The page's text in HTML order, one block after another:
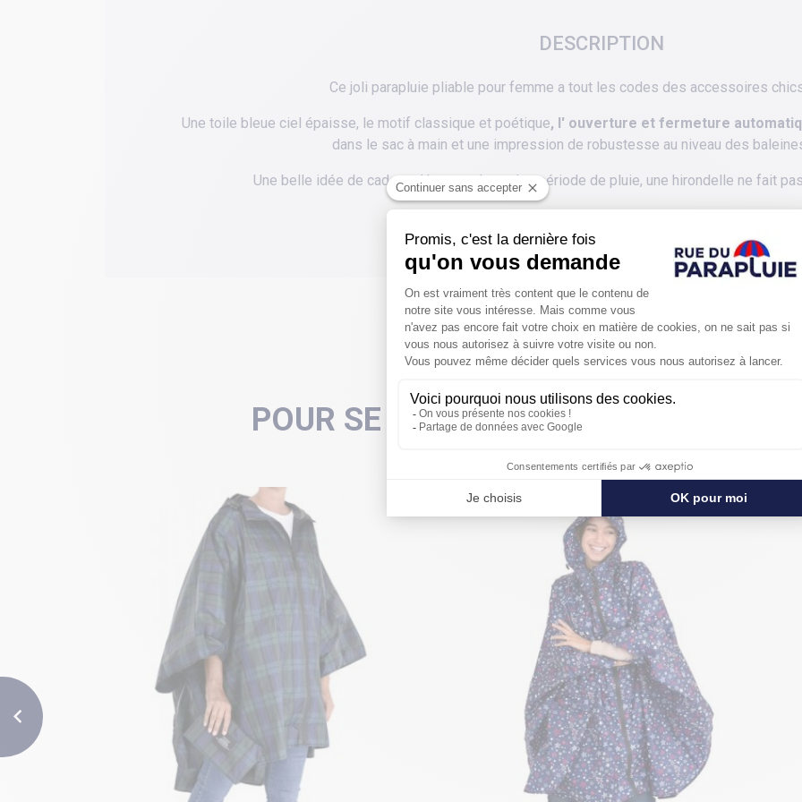
DESCRIPTION
Ce joli parapluie pliable pour femme a tout les codes des accessoires
Une toile bleue ciel épaisse, le motif classique et poétique, l' ouverture et fermeture
dans le sac à main et une impression de robustesse au niveau des
Une belle idée de cadeau d 'autant plus qu'en période de pluie, une hirondelle ne fait
POUR SE PROTÉGER ENCORE PLUS
